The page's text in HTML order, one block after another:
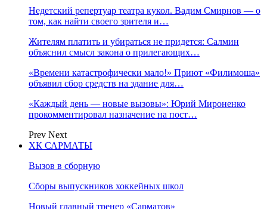
Недетский репертуар театра кукол. Вадим Смирнов — о
том, как найти своего зрителя и…
Жителям платить и убираться не придется: Салмин
объяснил смысл закона о прилегающих…
«Времени катастрофически мало!» Приют «Филимоша»
объявил сбор средств на здание для…
«Каждый день — новые вызовы»: Юрий Мироненко
прокомментировал назначение на пост…
Prev Next
ХК САРМАТЫ
Вызов в сборную
Сборы выпускников хоккейных школ
Новый главный тренер «Сарматов»